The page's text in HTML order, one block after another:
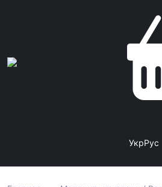
УкрРус